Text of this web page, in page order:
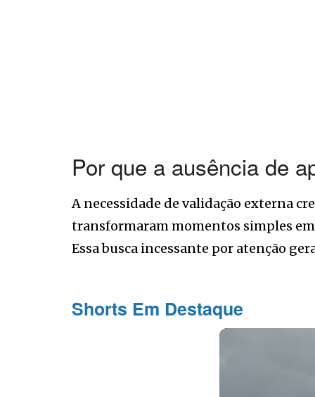
Por que a ausência de
A necessidade de validação externa
transformaram momentos simples
Essa busca incessante por atenção
Shorts Em Destaque